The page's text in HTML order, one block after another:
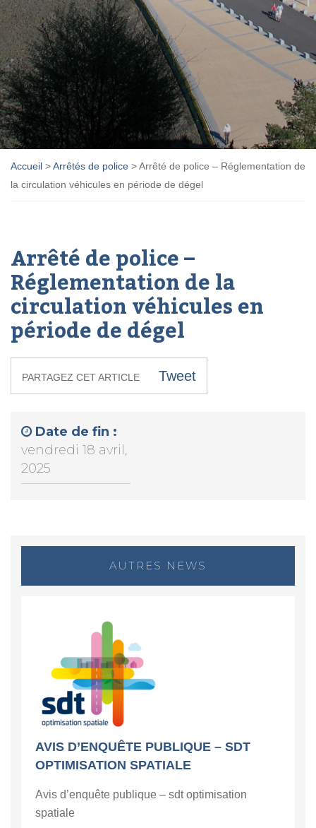
Accueil >Arrêtés de police >Arrêté de police – Réglementation de
la circulation véhicules en période de dégel
Arrêté de police –
Réglementation de la
circulation véhicules en
période de dégel
PARTAGEZ CET ARTICLE Tweet
Date de fin :
vendredi 18 avril,
2025
AUTRES NEWS
AVIS D’ENQUÊTE PUBLIQUE – SDT
OPTIMISATION SPATIALE
Avis d’enquête publique – sdt optimisation
spatiale